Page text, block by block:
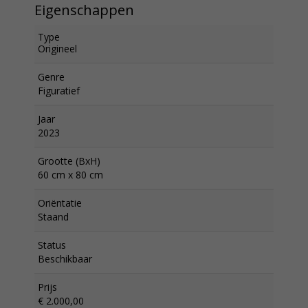
Eigenschappen
Type
Origineel
Genre
Figuratief
Jaar
2023
Grootte (BxH)
60 cm x 80 cm
Oriëntatie
Staand
Status
Beschikbaar
Prijs
€ 2.000,00